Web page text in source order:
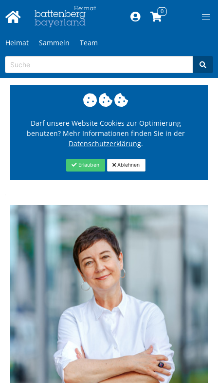
Heimat Sammeln Team
Darf unsere Website Cookies zur Optimierung
benutzen? Mehr Informationen finden Sie in der
Datenschutzerklärung.
Erlauben Ablehnen